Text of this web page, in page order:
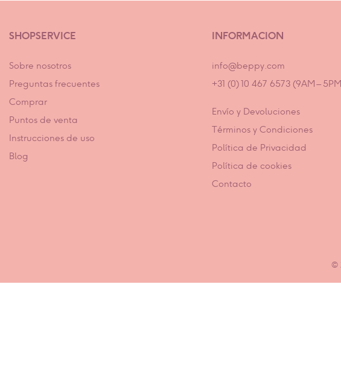
SHOPSERVICE
Sobre nosotros
Preguntas frecuentes
Comprar
Puntos de venta
Instrucciones de uso
Blog
INFORMACION
info@beppy.com
+31 (0) 10 467 6573 (9AM –
Envío y Devoluciones
Términos y Condiciones
Política de Privacidad
Política de cookies
Contacto
©